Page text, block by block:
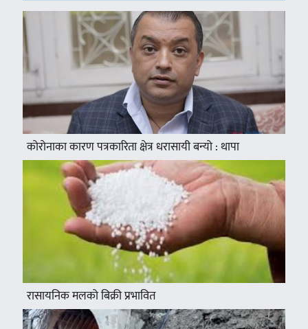
कोरोनाका कारण पत्रकारिता क्षेत्र धरासायी बन्यो : थापा
रासायनिक मलको बिक्री प्रभावित